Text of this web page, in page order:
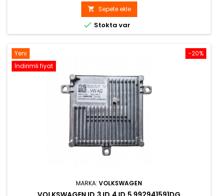
fiyat
 Sepete ekle
 Stokta var
-20%
Yeni
İndirimli fiyat
MARKA: VOLKSWAGEN